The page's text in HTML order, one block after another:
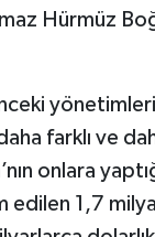
Hürmüz
farklı ve
onlara
edilen 1,7